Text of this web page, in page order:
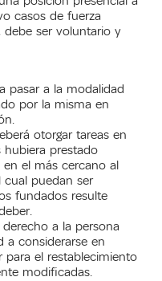
casos de fuerza
ser voluntario y
pasar a la modalidad
por la misma en
otorgar tareas en
hubiera prestado
el más cercano al
puedan ser
fundados resulte
a la persona
a considerarse en
el restablecimiento
modificadas.